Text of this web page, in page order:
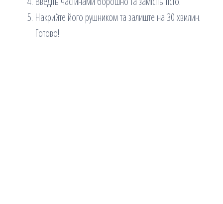
Накрийте його рушником та залиште на 30 хвилин.
Готово!